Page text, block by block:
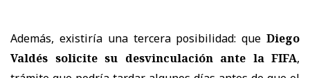
Además, existiría una tercera posibilidad: que Diego
Valdés solicite su desvinculación ante la FIFA,